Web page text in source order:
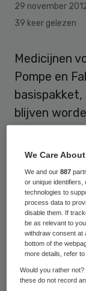
29 november
39 keer gelezen
Medicijnen
Pompe en
blijven
krijgen,
na te gaan
ze niet, dan
Dat schrijft
advies over
Schippers
We Care
We and our887
or unique identifiers,
technologies to
process data to
disable them. If
be as relevant to
withdraw consent at
bottom of the
more details, refer
Would you rather
these do not record